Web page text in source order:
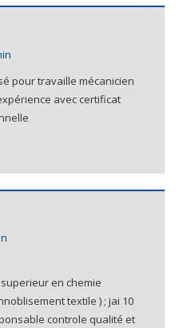
pour travaille mécanicien
avec certificat
en chemie
textile ) ; jai 10
controle qualité et